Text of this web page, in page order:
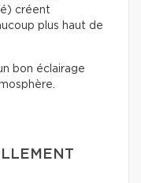
créent
plus haut de
bon éclairage